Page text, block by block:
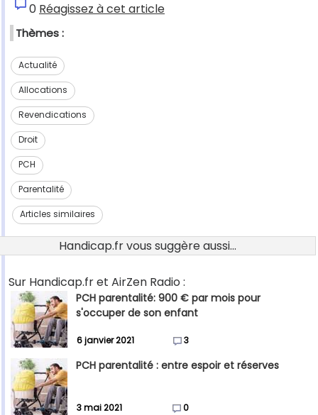
0 Réagissez à cet article
Thèmes :
Actualité
Allocations
Revendications
Droit
PCH
Parentalité
Articles similaires
Handicap.fr vous suggère aussi...
Sur Handicap.fr et AirZen Radio :
PCH parentalité: 900 € par mois pour
s'occuper de son enfant
6 janvier 2021 3
PCH parentalité : entre espoir et réserves
3 mai 2021 0